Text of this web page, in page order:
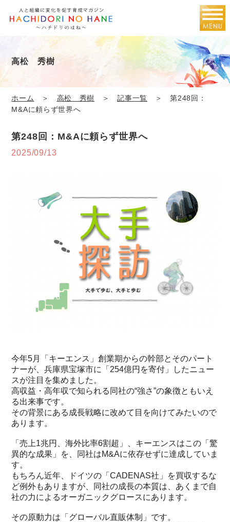
高松 秀樹
ホーム ＞ 高松 秀樹 ＞記事一覧 ＞ 第248回：
M&Aに頼らず世界へ
第248回：M&Aに頼らず世界へ
2025/09/13
今年5月「キーエンス」創業期からの幹部とそのパート
ナーが、兵庫県宝塚市に「254億円を寄付」したニュー
スが注目を集めました。
高収益・高年収で知られる同社の“強さ”の象徴ともいえ
る出来事です。
その背景にある成長戦略に改めて目を向けてみたいので
あります。
「売上1兆円、海外比率6割超」、キーエンスはこの「驚
異的な成果」を、同社はM&Aに依存せずに達成していま
す。
もちろん近年、ドイツの「CADENAS社」を買収するな
ど例外もありますが、同社の成長の本質は、あくまで自
社の力によるオーガニックグロースにあります。
その原動力は「グローバル直販体制」です。